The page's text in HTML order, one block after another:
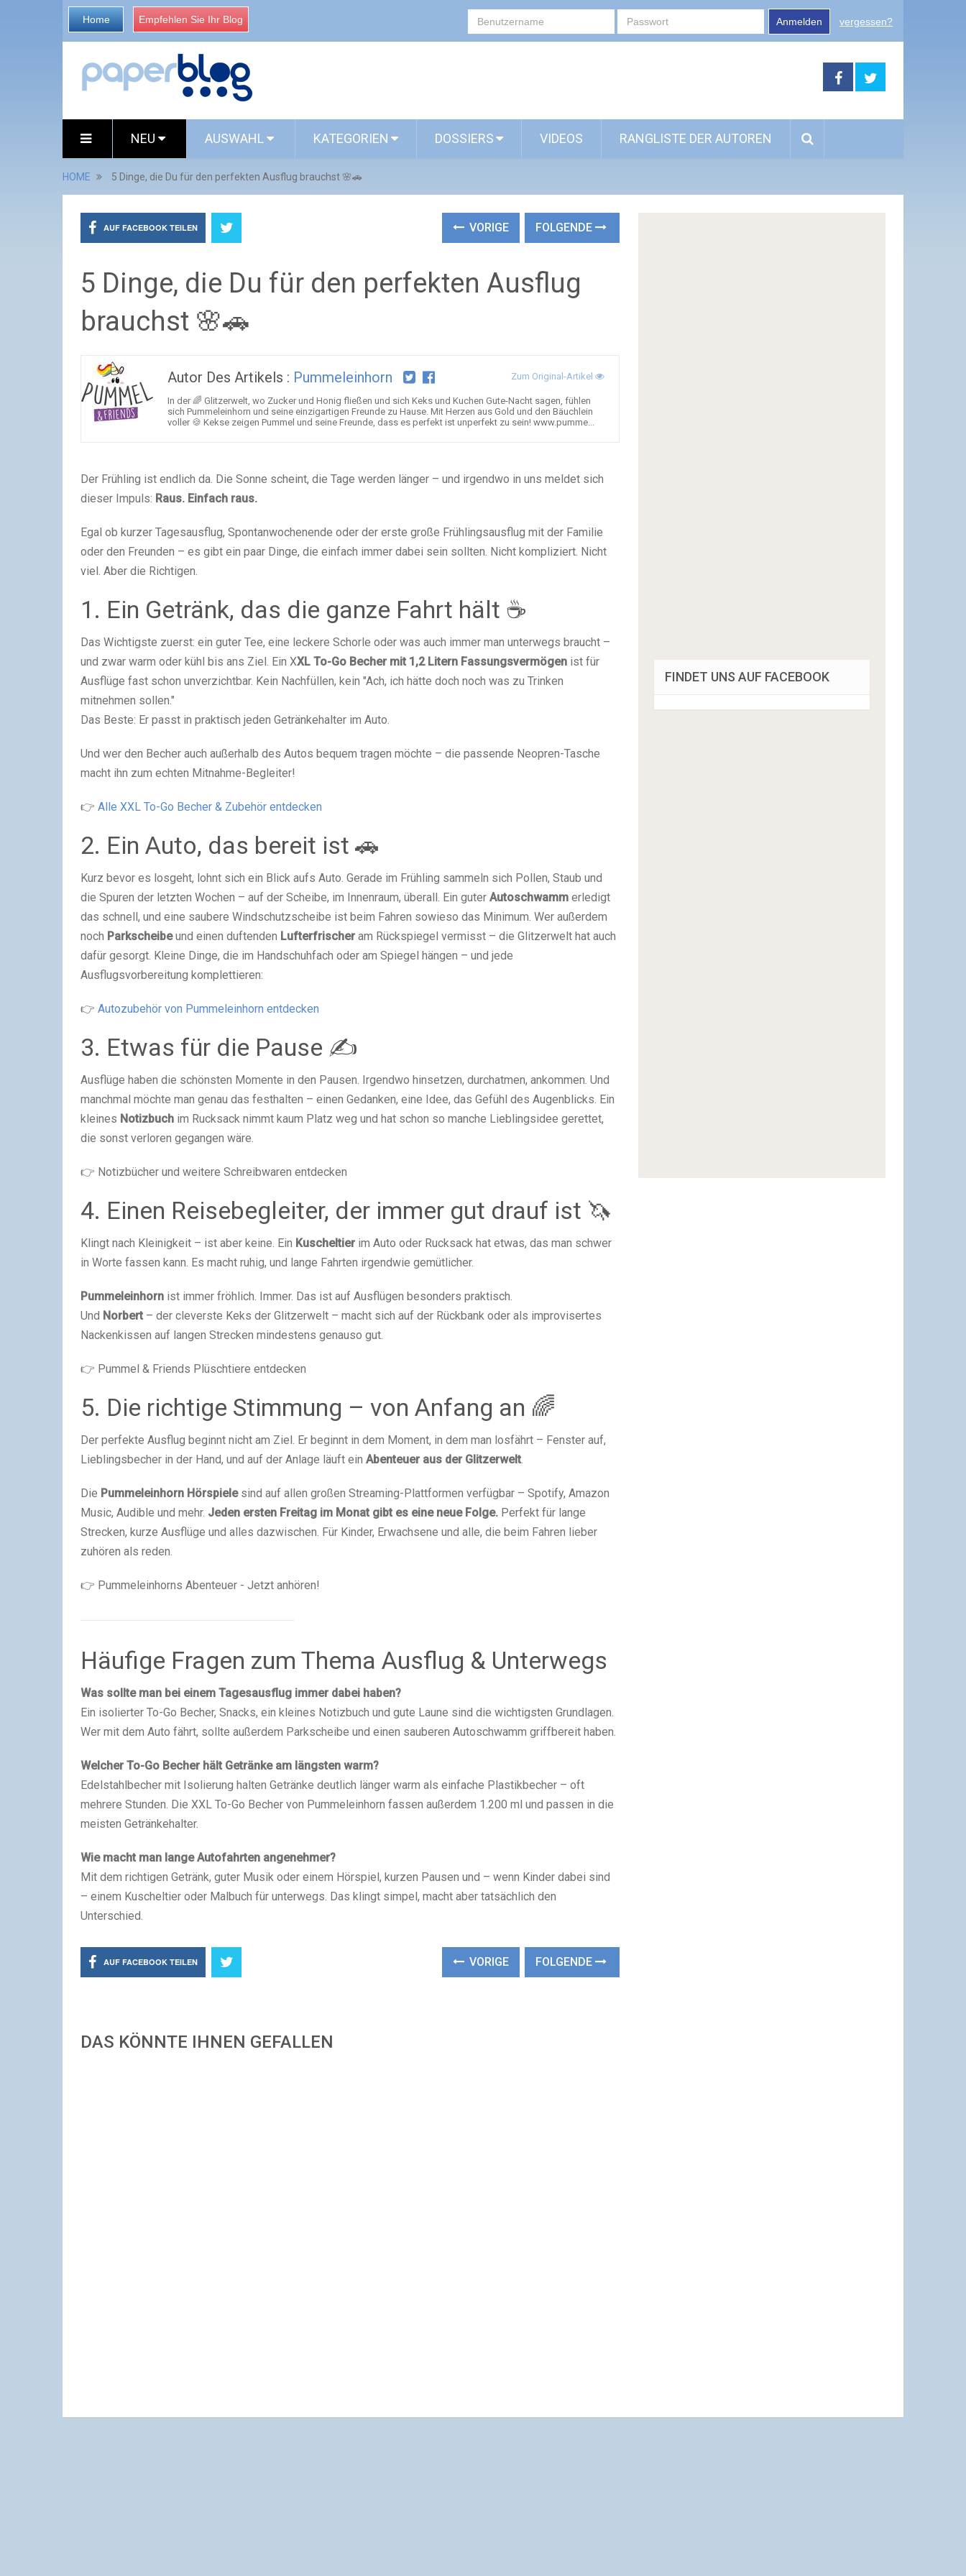
Home Empfehlen Sie Ihr Blog Anmelden vergessen?
NEU AUSWAHL KATEGORIEN DOSSIERS VIDEOS RANGLISTE DER AUTOREN
HOME 5 Dinge, die Du für den perfekten Ausflug brauchst 🌸🚗
AUF FACEBOOK TEILEN VORIGE FOLGENDE
5 Dinge, die Du für den perfekten Ausflug
brauchst 🌸🚗
Autor Des Artikels : Pummeleinhorn Zum Original-Artikel
In der 🌈 Glitzerwelt, wo Zucker und Honig fließen und sich Keks und Kuchen Gute-Nacht sagen, fühlen
sich Pummeleinhorn und seine einzigartigen Freunde zu Hause. Mit Herzen aus Gold und den Bäuchlein
voller 🍪 Kekse zeigen Pummel und seine Freunde, dass es perfekt ist unperfekt zu sein! www.pumme...
Der Frühling ist endlich da. Die Sonne scheint, die Tage werden länger – und irgendwo in uns meldet sich
dieser Impuls: Raus. Einfach raus.
Egal ob kurzer Tagesausflug, Spontanwochenende oder der erste große Frühlingsausflug mit der Familie
oder den Freunden – es gibt ein paar Dinge, die einfach immer dabei sein sollten. Nicht kompliziert. Nicht
viel. Aber die Richtigen.
1. Ein Getränk, das die ganze Fahrt hält ☕
Das Wichtigste zuerst: ein guter Tee, eine leckere Schorle oder was auch immer man unterwegs braucht –
und zwar warm oder kühl bis ans Ziel. Ein XXL To-Go Becher mit 1,2 Litern Fassungsvermögen ist für
Ausflüge fast schon unverzichtbar. Kein Nachfüllen, kein "Ach, ich hätte doch noch was zu Trinken
mitnehmen sollen."
Das Beste: Er passt in praktisch jeden Getränkehalter im Auto.
Und wer den Becher auch außerhalb des Autos bequem tragen möchte – die passende Neopren-Tasche
macht ihn zum echten Mitnahme-Begleiter!
👉 Alle XXL To-Go Becher & Zubehör entdecken
2. Ein Auto, das bereit ist 🚗
Kurz bevor es losgeht, lohnt sich ein Blick aufs Auto. Gerade im Frühling sammeln sich Pollen, Staub und
die Spuren der letzten Wochen – auf der Scheibe, im Innenraum, überall. Ein guter Autoschwamm erledigt
das schnell, und eine saubere Windschutzscheibe ist beim Fahren sowieso das Minimum. Wer außerdem
noch Parkscheibeund einen duftenden Lufterfrischer am Rückspiegel vermisst – die Glitzerwelt hat auch
dafür gesorgt. Kleine Dinge, die im Handschuhfach oder am Spiegel hängen – und jede
Ausflugsvorbereitung komplettieren:
👉 Autozubehör von Pummeleinhorn entdecken
3. Etwas für die Pause ✍️
Ausflüge haben die schönsten Momente in den Pausen. Irgendwo hinsetzen, durchatmen, ankommen. Und
manchmal möchte man genau das festhalten – einen Gedanken, eine Idee, das Gefühl des Augenblicks. Ein
kleines Notizbuch im Rucksack nimmt kaum Platz weg und hat schon so manche Lieblingsidee gerettet,
die sonst verloren gegangen wäre.
👉 Notizbücher und weitere Schreibwaren entdecken
4. Einen Reisebegleiter, der immer gut drauf ist 🦄
Klingt nach Kleinigkeit – ist aber keine. Ein Kuscheltier im Auto oder Rucksack hat etwas, das man schwer
in Worte fassen kann. Es macht ruhig, und lange Fahrten irgendwie gemütlicher.
Pummeleinhorn ist immer fröhlich. Immer. Das ist auf Ausflügen besonders praktisch.
Und Norbert – der cleverste Keks der Glitzerwelt – macht sich auf der Rückbank oder als improvisertes
Nackenkissen auf langen Strecken mindestens genauso gut.
👉 Pummel & Friends Plüschtiere entdecken
5. Die richtige Stimmung – von Anfang an 🌈
Der perfekte Ausflug beginnt nicht am Ziel. Er beginnt in dem Moment, in dem man losfährt – Fenster auf,
Lieblingsbecher in der Hand, und auf der Anlage läuft ein Abenteuer aus der Glitzerwelt.
Die Pummeleinhorn Hörspielesind auf allen großen Streaming-Plattformen verfügbar – Spotify, Amazon
Music, Audible und mehr. Jeden ersten Freitag im Monat gibt es eine neue Folge. Perfekt für lange
Strecken, kurze Ausflüge und alles dazwischen. Für Kinder, Erwachsene und alle, die beim Fahren lieber
zuhören als reden.
👉 Pummeleinhorns Abenteuer - Jetzt anhören!
Häufige Fragen zum Thema Ausflug & Unterwegs
Was sollte man bei einem Tagesausflug immer dabei haben?
Ein isolierter To-Go Becher, Snacks, ein kleines Notizbuch und gute Laune sind die wichtigsten Grundlagen.
Wer mit dem Auto fährt, sollte außerdem Parkscheibe und einen sauberen Autoschwamm griffbereit haben.
Welcher To-Go Becher hält Getränke am längsten warm?
Edelstahlbecher mit Isolierung halten Getränke deutlich länger warm als einfache Plastikbecher – oft
mehrere Stunden. Die XXL To-Go Becher von Pummeleinhorn fassen außerdem 1.200 ml und passen in die
meisten Getränkehalter.
Wie macht man lange Autofahrten angenehmer?
Mit dem richtigen Getränk, guter Musik oder einem Hörspiel, kurzen Pausen und – wenn Kinder dabei sind
– einem Kuscheltier oder Malbuch für unterwegs. Das klingt simpel, macht aber tatsächlich den
Unterschied.
AUF FACEBOOK TEILEN VORIGE FOLGENDE
DAS KÖNNTE IHNEN GEFALLEN
FINDET UNS AUF FACEBOOK